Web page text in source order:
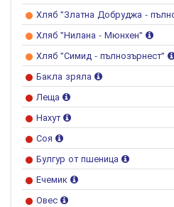
Хляб "Златна Добруджа -
Хляб "Нилана - Мюнхен"
Хляб "Симид - пълнозърнест"
Бакла зряла
Леща
Нахут
Соя
Булгур от пшеница
Ечемик
Овес